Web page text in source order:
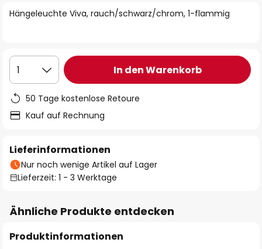
Hängeleuchte Viva, rauch/schwarz/chrom, 1-flammig
1 In den Warenkorb
50 Tage kostenlose Retoure
Kauf auf Rechnung
Lieferinformationen
Nur noch wenige Artikel auf Lager
Lieferzeit: 1 - 3 Werktage
Ähnliche Produkte entdecken
Produktinformationen